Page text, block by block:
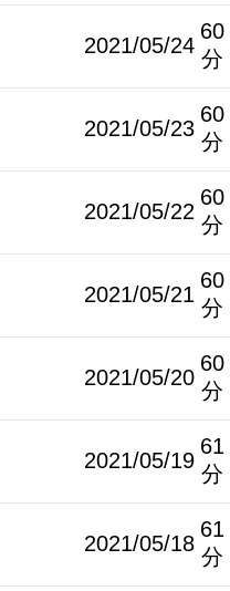
2021/05/24
60
分
2021/05/23
60
分
2021/05/22
60
分
2021/05/21
60
分
2021/05/20
60
分
2021/05/19
61
分
2021/05/18
61
分